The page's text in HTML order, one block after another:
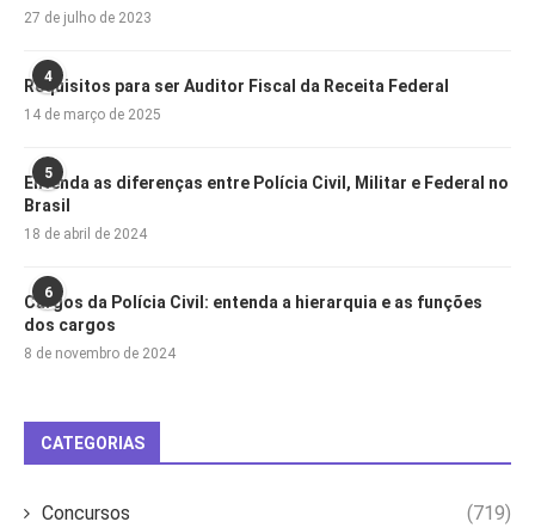
27 de julho de 2023
4
Requisitos para ser Auditor Fiscal da Receita Federal
14 de março de 2025
5
Entenda as diferenças entre Polícia Civil, Militar e Federal no
Brasil
18 de abril de 2024
6
Cargos da Polícia Civil: entenda a hierarquia e as funções
dos cargos
8 de novembro de 2024
CATEGORIAS
Concursos (719)